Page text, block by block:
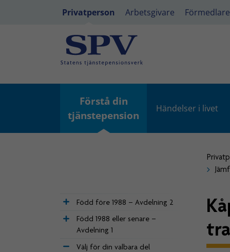
Privatperson Arbetsgivare Förmedlare
Förstå din
tjänstepension
Händelser i livet
Född före 1988 – Avdelning 2
Född 1988 eller senare –
Avdelning 1
Välj för din valbara del